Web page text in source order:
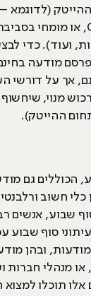
(לדוגמא
ועוד). כדי
מודעה
אך על דורשי
מנוי,
ההייטק).
הכוללים גם
חשוב
שבוע, אנשים
סוף שבוע
מודעות, ובהן
מנהלי חברות
אלו תוכלו